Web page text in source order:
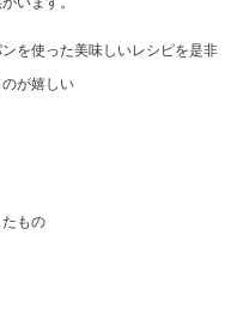
を使った美味しいレシピを是非
が嬉しい
もの